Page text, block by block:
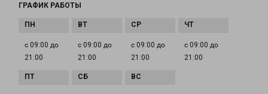
ГРАФИК РАБОТЫ
с 09:00 до
21:00
с 09:00 до
21:00
с 09:00 до
21:00
с 09:00 до
21:00